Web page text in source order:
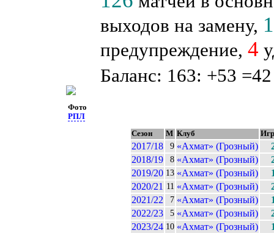
Фото
РПЛ
выходов на замену,
предупреждение,4
Баланс: 163: +53
Сезон М Клуб
2017/18 9 «Ахмат» (Грозный)
2018/19
8 «Ахмат» (Грозный)
2019/20 13 «Ахмат» (Грозный)
2020/21 11 «Ахмат» (Грозный)
2021/22
7 «Ахмат» (Грозный)
2022/23
5 «Ахмат» (Грозный)
2023/24 10 «Ахмат» (Грозный)